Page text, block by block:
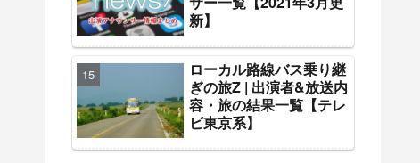
新】
ローカル路線バス乗り継
ぎの旅Z | 出演者&放送内
容・旅の結果一覧【テレ
ビ東京系】